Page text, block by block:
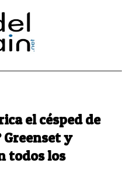
el césped de
y
todos los